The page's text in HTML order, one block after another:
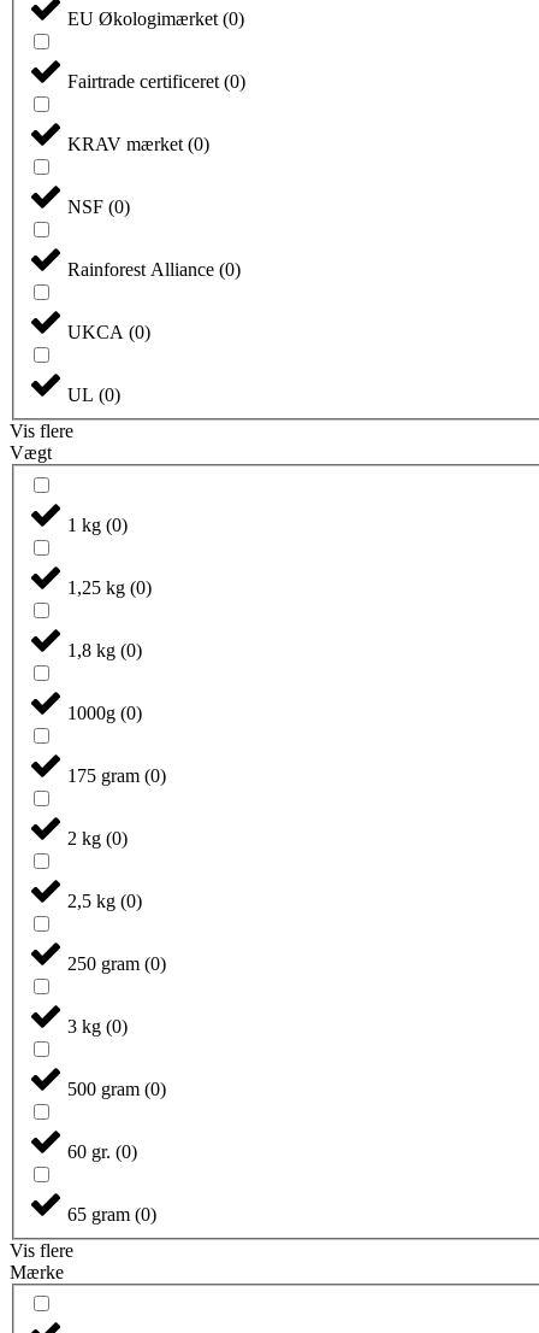
EU Økologimærket (0)
Fairtrade certificeret (0)
KRAV mærket (0)
NSF (0)
Rainforest Alliance (0)
UKCA (0)
UL (0)
Vis flere
Vægt
1 kg (0)
1,25 kg (0)
1,8 kg (0)
1000g (0)
175 gram (0)
2 kg (0)
2,5 kg (0)
250 gram (0)
3 kg (0)
500 gram (0)
60 gr. (0)
65 gram (0)
Vis flere
Mærke